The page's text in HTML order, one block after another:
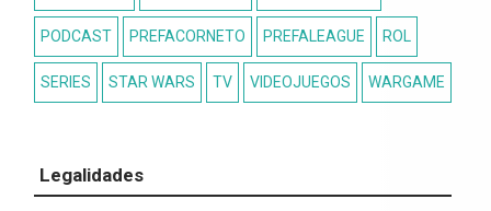
PODCAST PREFACORNETO PREFALEAGUE ROL
SERIES STAR WARS TV VIDEOJUEGOS WARGAME
Legalidades